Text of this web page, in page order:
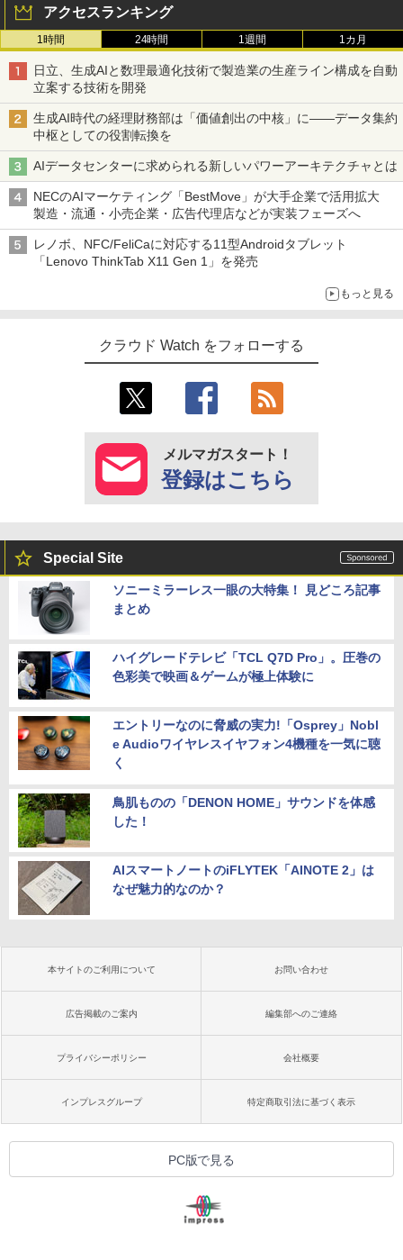
アクセスランキング
1時間 24時間 1週間 1カ月
日立、生成AIと数理最適化技術で製造業の生産ライン構成を自動
立案する技術を開発
生成AI時代の経理財務部は「価値創出の中核」に――データ集約
中枢としての役割転換を
AIデータセンターに求められる新しいパワーアーキテクチャとは
NECのAIマーケティング「BestMove」が大手企業で活用拡大
製造・流通・小売企業・広告代理店などが実装フェーズへ
レノボ、NFC/FeliCaに対応する11型Androidタブレット
「Lenovo ThinkTab X11 Gen 1」を発売
もっと見る
クラウド Watch をフォローする
メルマガスタート！
登録はこちら
Special Site
ソニーミラーレス一眼の大特集！ 見どころ記事
まとめ
ハイグレードテレビ「TCL Q7D Pro」。圧巻の
色彩美で映画＆ゲームが極上体験に
エントリーなのに脅威の実力!「Osprey」Nobl
e Audioワイヤレスイヤフォン4機種を一気に聴
く
鳥肌ものの「DENON HOME」サウンドを体感
した！
AIスマートノートのiFLYTEK「AINOTE 2」は
なぜ魅力的なのか？
本サイトのご利用について お問い合わせ
広告掲載のご案内 編集部へのご連絡
プライバシーポリシー 会社概要
インプレスグループ 特定商取引法に基づく表示
PC版で見る